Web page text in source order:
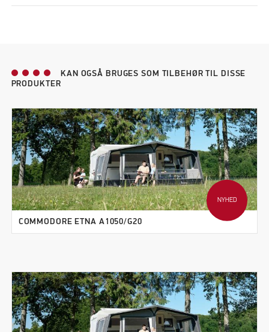
KAN OGSÅ BRUGES SOM TILBEHØR TIL DISSE
PRODUKTER
NYHED
COMMODORE ETNA A1050/G20